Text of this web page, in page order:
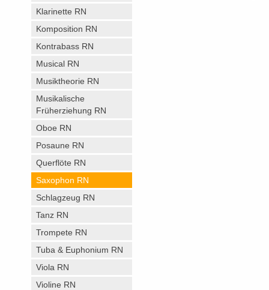
Klarinette RN
Komposition RN
Kontrabass RN
Musical RN
Musiktheorie RN
Musikalische
Früherziehung RN
Oboe RN
Posaune RN
Querflöte RN
Saxophon RN
Schlagzeug RN
Tanz RN
Trompete RN
Tuba & Euphonium RN
Viola RN
Violine RN